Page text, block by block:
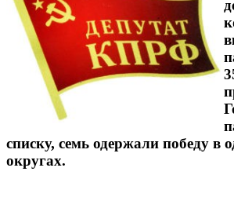
списку, семь одержали победу в
округах.